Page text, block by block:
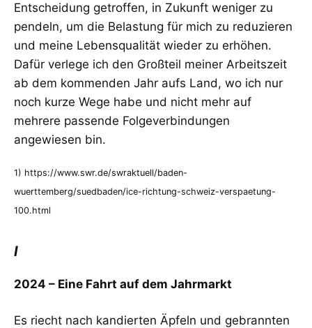
Entscheidung getroffen, in Zukunft weniger zu
pendeln, um die Belastung für mich zu reduzieren
und meine Lebensqualität wieder zu erhöhen.
Dafür verlege ich den Großteil meiner Arbeitszeit
ab dem kommenden Jahr aufs Land, wo ich nur
noch kurze Wege habe und nicht mehr auf
mehrere passende Folgeverbindungen
angewiesen bin.
1) https://www.swr.de/swraktuell/baden-
wuerttemberg/suedbaden/ice-richtung-schweiz-verspaetung-
100.html
I
2024 – Eine Fahrt auf dem Jahrmarkt
Es riecht nach kandierten Äpfeln und gebrannten